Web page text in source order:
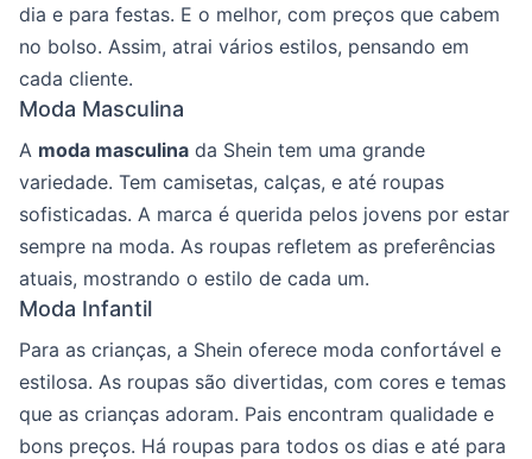
dia e para festas. E o melhor, com preços que cabem
no bolso. Assim, atrai vários estilos, pensando em
cada cliente.
Moda Masculina
A moda masculina da Shein tem uma grande
variedade. Tem camisetas, calças, e até roupas
sofisticadas. A marca é querida pelos jovens por estar
sempre na moda. As roupas refletem as preferências
atuais, mostrando o estilo de cada um.
Moda Infantil
Para as crianças, a Shein oferece moda confortável e
estilosa. As roupas são divertidas, com cores e temas
que as crianças adoram. Pais encontram qualidade e
bons preços. Há roupas para todos os dias e até para